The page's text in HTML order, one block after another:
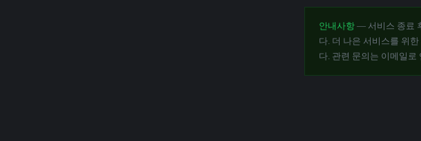
안내사항 — 서비스 종료
다. 더 나은 서비스를 위
다. 관련 문의는 이메일로